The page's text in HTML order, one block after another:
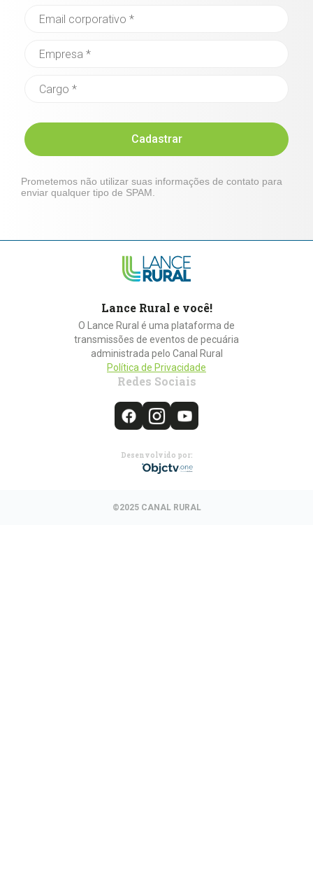
Cadastrar
Prometemos não utilizar suas informações de contato para
enviar qualquer tipo de SPAM.
Lance Rural e você!
O Lance Rural é uma plataforma de
transmissões de eventos de pecuária
administrada pelo Canal Rural
Política de Privacidade
Redes Sociais
Desenvolvido por:
©2025 CANAL RURAL